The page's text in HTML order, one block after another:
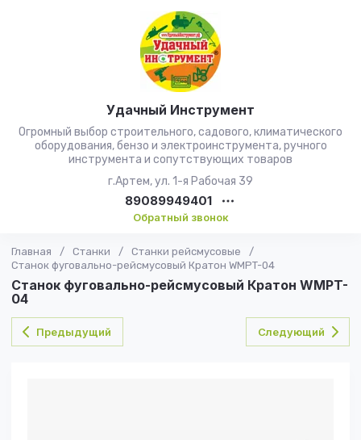
Удачный Инструмент
Огромный выбор строительного, садового, климатического
оборудования, бензо и электроинструмента, ручного
инструмента и сопутствующих товаров
г.Артем, ул. 1-я Рабочая 39
89089949401
Обратный звонок
Главная / Станки / Станки рейсмусовые
/
Станок фуговально-рейсмусовый Кратон WMPT-04
Станок фуговально-рейсмусовый Кратон WMPT-
04
Предыдущий Следующий